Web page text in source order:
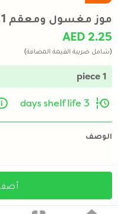
موز مغسول ومعقم 1 قطعة
AED 2.25
(شامل ضريبة القيمة المضافة)
1 piece
3 days shelf life
الوصف
أضف